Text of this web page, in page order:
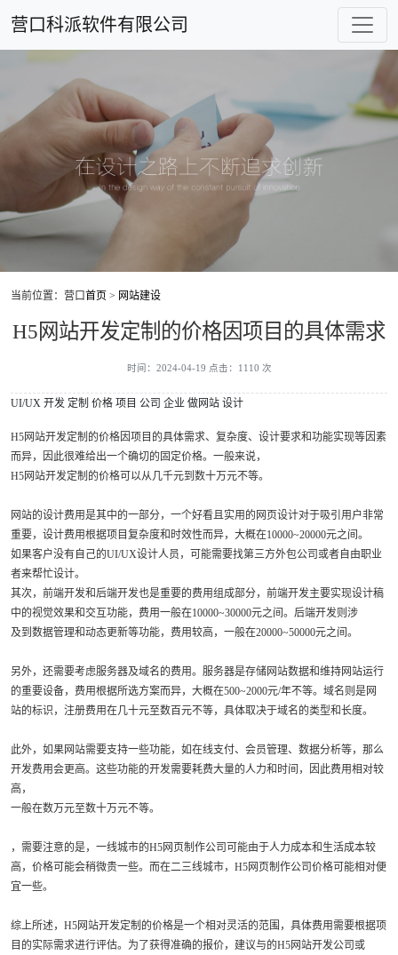
营口科派软件有限公司
当前位置：营口首页 > 网站建设
H5网站开发定制的价格因项目的具体需求
时间：2024-04-19 点击：1110 次
UI/UX 开发 定制 价格 项目 公司 企业 做网站 设计
H5网站开发定制的价格因项目的具体需求、复杂度、设计要求和功能实现等因素
而异，因此很难给出一个确切的固定价格。一般来说，
H5网站开发定制的价格可以从几千元到数十万元不等。
网站的设计费用是其中的一部分，一个好看且实用的网页设计对于吸引用户非常
重要，设计费用根据项目复杂度和时效性而异，大概在10000~20000元之间。
如果客户没有自己的UI/UX设计人员，可能需要找第三方外包公司或者自由职业
者来帮忙设计。
其次，前端开发和后端开发也是重要的费用组成部分，前端开发主要实现设计稿
中的视觉效果和交互功能，费用一般在10000~30000元之间。后端开发则涉
及到数据管理和动态更新等功能，费用较高，一般在20000~50000元之间。
另外，还需要考虑服务器及域名的费用。服务器是存储网站数据和维持网站运行
的重要设备，费用根据所选方案而异，大概在500~2000元/年不等。域名则是网
站的标识，注册费用在几十元至数百元不等，具体取决于域名的类型和长度。
此外，如果网站需要支持一些功能，如在线支付、会员管理、数据分析等，那么
开发费用会更高。这些功能的开发需要耗费大量的人力和时间，因此费用相对较
高，
一般在数万元至数十万元不等。
，需要注意的是，一线城市的H5网页制作公司可能由于人力成本和生活成本较
高，价格可能会稍微贵一些。而在二三线城市，H5网页制作公司价格可能相对便
宜一些。
综上所述，H5网站开发定制的价格是一个相对灵活的范围，具体费用需要根据项
目的实际需求进行评估。为了获得准确的报价，建议与的H5网站开发公司或